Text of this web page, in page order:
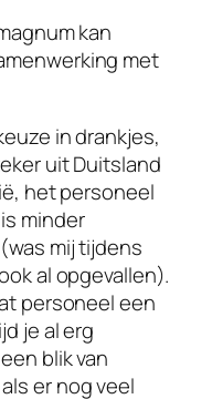
kan
met
in drankjes,
uit Duitsland
het personeel
minder
mij tijdens
al opgevallen).
personeel een
je al erg
blik van
er nog veel